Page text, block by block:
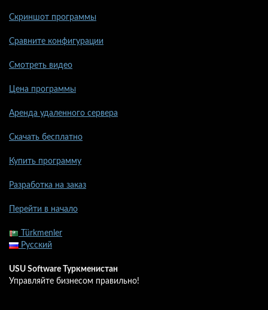
Скриншот программы
Сравните конфигурации
Смотреть видео
Цена программы
Аренда удаленного сервера
Скачать бесплатно
Купить программу
Разработка на заказ
Перейти в начало
Türkmenler
Русский
USU Software Туркменистан
Управляйте бизнесом правильно!